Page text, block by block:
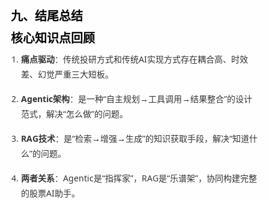
九、结尾总结
核心知识点回顾
痛点驱动：传统投研方式和传统AI实现方式存在耦合高、时效
差、幻觉严重三大短板。
Agentic架构：是一种“自主规划→工具调用→结果整合”的设计
范式，解决“怎么做”的问题。
RAG技术：是“检索→增强→生成”的知识获取手段，解决“知道什
么”的问题。
两者关系：Agentic是“指挥家”，RAG是“乐谱架”，协同构建完整
的股票AI助手。